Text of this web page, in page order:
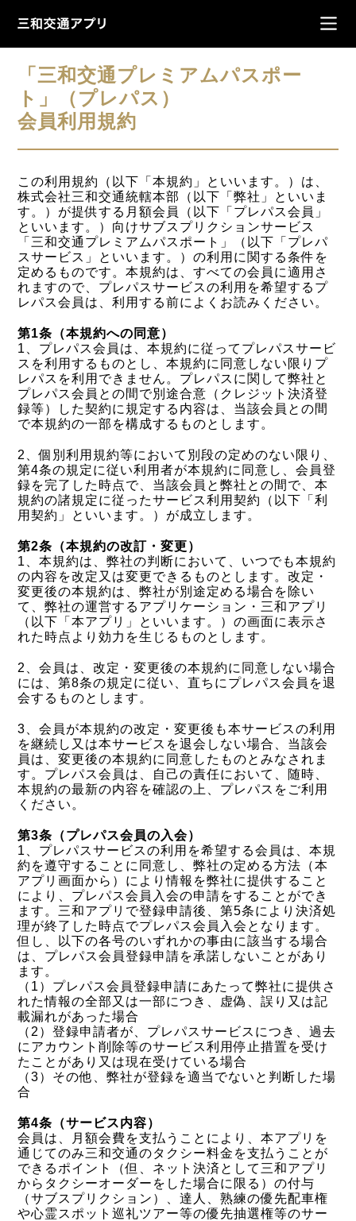
「三和交通プレミアムパスポー
ト」（プレパス）
会員利用規約
この利用規約（以下「本規約」といいます。）は、
株式会社三和交通統轄本部（以下「弊社」といいま
す。）が提供する月額会員（以下「プレパス会員」
といいます。）向けサブスプリクションサービス
「三和交通プレミアムパスポート」（以下「プレパ
スサービス」といいます。）の利用に関する条件を
定めるものです。本規約は、すべての会員に適用さ
れますので、プレパスサービスの利用を希望するプ
レパス会員は、利用する前によくお読みください。
第1条（本規約への同意）
1、プレパス会員は、本規約に従ってプレパスサービ
スを利用するものとし、本規約に同意しない限りプ
レパスを利用できません。プレパスに関して弊社と
プレパス会員との間で別途合意（クレジット決済登
録等）した契約に規定する内容は、当該会員との間
で本規約の一部を構成するものとします。
2、個別利用規約等において別段の定めのない限り、
第4条の規定に従い利用者が本規約に同意し、会員登
録を完了した時点で、当該会員と弊社との間で、本
規約の諸規定に従ったサービス利用契約（以下「利
用契約」といいます。）が成立します。
第2条（本規約の改訂・変更）
1、本規約は、弊社の判断において、いつでも本規約
の内容を改定又は変更できるものとします。改定・
変更後の本規約は、弊社が別途定める場合を除い
て、弊社の運営するアプリケーション・三和アプリ
（以下「本アプリ」といいます。）の画面に表示さ
れた時点より効力を生じるものとします。
2、会員は、改定・変更後の本規約に同意しない場合
には、第8条の規定に従い、直ちにプレパス会員を退
会するものとします。
3、会員が本規約の改定・変更後も本サービスの利用
を継続し又は本サービスを退会しない場合、当該会
員は、変更後の本規約に同意したものとみなされま
す。プレパス会員は、自己の責任において、随時、
本規約の最新の内容を確認の上、プレパスをご利用
ください。
第3条（プレパス会員の入会）
1、プレパスサービスの利用を希望する会員は、本規
約を遵守することに同意し、弊社の定める方法（本
アプリ画面から）により情報を弊社に提供すること
により、プレパス会員入会の申請をすることができ
ます。三和アプリで登録申請後、第5条により決済処
理が終了した時点でプレパス会員入会となります。
但し、以下の各号のいずれかの事由に該当する場合
は、プレパス会員登録申請を承諾しないことがあり
ます。
（1）プレパス会員登録申請にあたって弊社に提供さ
れた情報の全部又は一部につき、虚偽、誤り又は記
載漏れがあった場合
（2）登録申請者が、プレパスサービスにつき、過去
にアカウント削除等のサービス利用停止措置を受け
たことがあり又は現在受けている場合
（3）その他、弊社が登録を適当でないと判断した場
合
第4条（サービス内容）
会員は、月額会費を支払うことにより、本アプリを
通じてのみ三和交通のタクシー料金を支払うことが
できるポイント（但、ネット決済として三和アプリ
からタクシーオーダーをした場合に限る）の付与
（サブスプリクション）、達人、熟練の優先配車権
や心霊スポット巡礼ツアー等の優先抽選権等のサー